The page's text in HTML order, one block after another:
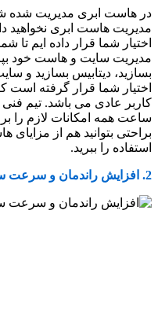
در هاست ابری مدیریت شده
مدیریت هاست ابری نخواهید
اختیار شما قرار داده ایم تا
مدیریت سایت و هاست خود
بسازید، دیتابیس بسازید و
اختیار شما قرار گرفته است
کاربر عادی می باشد. تیم
ساعت همه امکانات لازم را
براحتی بتوانید هم از
استفاده را ببرید.
2. افزایش راندمان و سرعت سایت ها